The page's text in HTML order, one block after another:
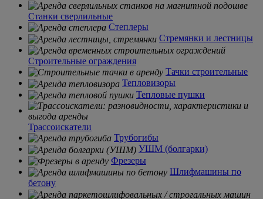
Станки сверлильные
Степлеры
Стремянки и лестницы
Строительные ограждения
Тачки строительные
Тепловизоры
Тепловые пушки
Трассоискатели
Трубогибы
УШМ (болгарки)
Фрезеры
Шлифмашины по
бетону